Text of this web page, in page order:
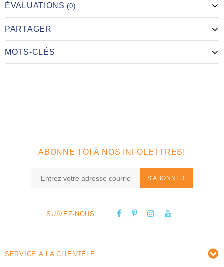
ÉVALUATIONS(0)
PARTAGER
MOTS-CLÉS
ABONNE TOI À NOS INFOLETTRES!
S'ABONNER
SUIVEZ-NOUS :
SERVICE À LA CLIENTÈLE